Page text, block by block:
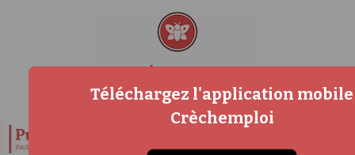
Téléchargez l'application mobile
Crèchemploi